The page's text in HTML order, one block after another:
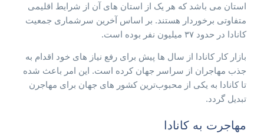
استان می باشد که هر یک از استان های آن از شرایط اقلیمی
متفاوتی برخوردار هستند. بر اساس آخرین سرشماری جمعیت
کانادا در حدود ۳۷ میلیون نفر بوده است.
بازار کار کانادا از سال ها پیش برای رفع نیاز های خود اقدام به
جذب مهاجران از سراسر جهان کرده است. این امر باعث شده
تا کانادا به یکی از محبوب‌ترین کشور های جهان برای مهاجرن
تبدیل گردد.
مهاجرت به کانادا